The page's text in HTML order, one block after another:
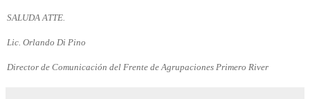
SALUDA ATTE.
Lic. Orlando Di Pino
Director de Comunicación del Frente de Agrupaciones Primero River